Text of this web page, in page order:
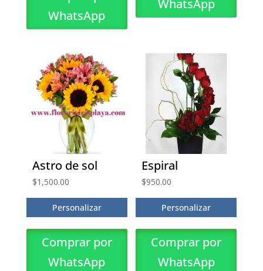
WhatsApp
WhatsApp
Astro de sol
$1,500.00
Personalizar
Comprar por
WhatsApp
Espiral
$950.00
Personalizar
Comprar por
WhatsApp